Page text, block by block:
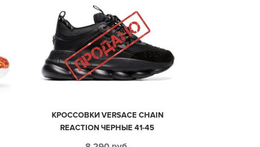
КРОССОВКИ VERSACE CHAIN
REACTION ЧЕРНЫЕ 41-45